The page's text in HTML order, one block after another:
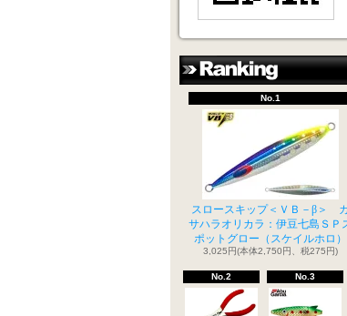
No.1
スロースキップ＜ＶＢ－β＞ カ
サハラオリカラ：伊豆七島ＳＰ
ポットグロー（スケイルホロ）
3,025円(本体2,750円、税275円)
No.2 No.3